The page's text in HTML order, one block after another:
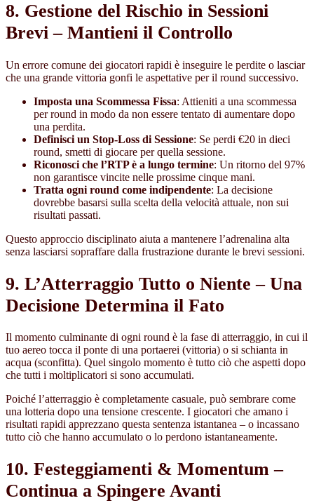
8. Gestione del Rischio in Sessioni
Brevi – Mantieni il Controllo
Un errore comune dei giocatori rapidi è inseguire le perdite o lasciar
che una grande vittoria gonfi le aspettative per il round successivo.
Imposta una Scommessa Fissa: Attieniti a una scommessa
per round in modo da non essere tentato di aumentare dopo
una perdita.
Definisci un Stop‑Loss di Sessione: Se perdi €20 in dieci
round, smetti di giocare per quella sessione.
Riconosci che l’RTP è a lungo termine: Un ritorno del 97%
non garantisce vincite nelle prossime cinque mani.
Tratta ogni round come indipendente: La decisione
dovrebbe basarsi sulla scelta della velocità attuale, non sui
risultati passati.
Questo approccio disciplinato aiuta a mantenere l’adrenalina alta
senza lasciarsi sopraffare dalla frustrazione durante le brevi sessioni.
9. L’Atterraggio Tutto o Niente – Una
Decisione Determina il Fato
Il momento culminante di ogni round è la fase di atterraggio, in cui il
tuo aereo tocca il ponte di una portaerei (vittoria) o si schianta in
acqua (sconfitta). Quel singolo momento è tutto ciò che aspetti dopo
che tutti i moltiplicatori si sono accumulati.
Poiché l’atterraggio è completamente casuale, può sembrare come
una lotteria dopo una tensione crescente. I giocatori che amano i
risultati rapidi apprezzano questa sentenza istantanea – o incassano
tutto ciò che hanno accumulato o lo perdono istantaneamente.
10. Festeggiamenti & Momentum –
Continua a Spingere Avanti